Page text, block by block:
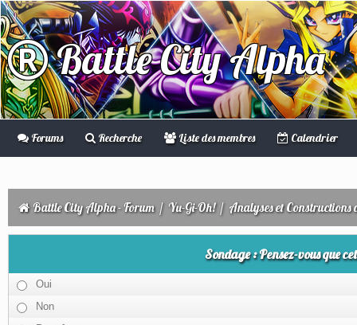
Battle City Alpha
Forums Recherche Liste des membres Calendrier
Battle City Alpha - Forum/ Yu-Gi-Oh!/ Analyses et Constructions
Sondage : Pensez-vous que
Oui
Non